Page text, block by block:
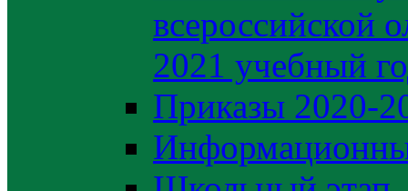
всероссийской
2021 учебный
Приказы 2020-